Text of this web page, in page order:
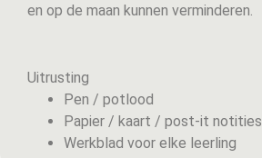
en op de maan kunnen verminderen.
Uitrusting
Pen / potlood
Papier / kaart / post-it notities
Werkblad voor elke leerling